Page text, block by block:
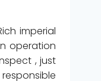
imperial
operation
, just